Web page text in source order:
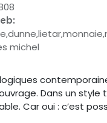
michel
Dans un style
Car oui : c’est